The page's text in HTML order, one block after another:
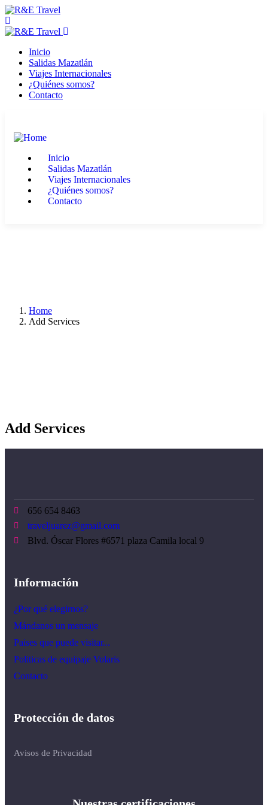
Inicio
Salidas Mazatlán
Viajes Internacionales
¿Quiénes somos?
Contacto
Inicio
Salidas Mazatlán
Viajes Internacionales
¿Quiénes somos?
Contacto
Home
Add Services
Add Services
656 654 8463
traveljuarez@gmail.com
Blvd. Óscar Flores #6571 plaza Camila local 9
Información
¿Por qué elegirnos?
Mándanos un mensaje
Paises que puede visitar...
Politicas de equipaje Volaris
Contacto
Protección de datos
Avisos de Privacidad